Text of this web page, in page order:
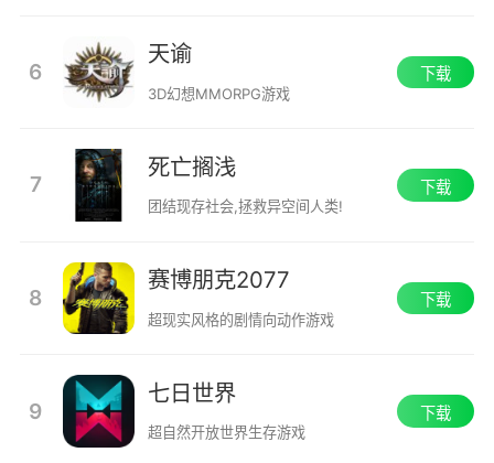
6
天谕
3D幻想MMORPG游戏
下载
7
死亡搁浅
团结现存社会,拯救异空间人类!
下载
8
赛博朋克2077
超现实风格的剧情向动作游戏
下载
9
七日世界
超自然开放世界生存游戏
下载